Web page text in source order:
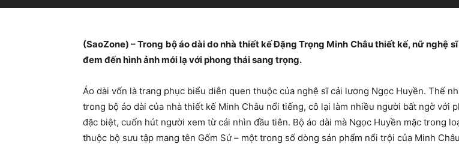
(SaoZone) – Trong bộ áo dài do nhà thiết kế Đặng Trọng Minh Châu thiết kế, nữ nghệ
đem đến hình ảnh mới lạ với phong thái sang trọng.
Áo dài vốn là trang phục biểu diễn quen thuộc của nghệ sĩ cải lương Ngọc Huyền. Thế
trong bộ áo dài của nhà thiết kế Minh Châu nổi tiếng, cô lại làm nhiều người bất ngờ với
đặc biệt, cuốn hút người xem từ cái nhìn đầu tiên. Bộ áo dài mà Ngọc Huyền mặc trong
thuộc bộ sưu tập mang tên Gốm Sứ – một trong số dòng sản phẩm nổi trội của Minh